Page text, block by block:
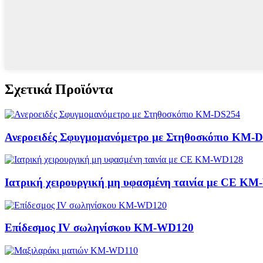
Σχετικά Προϊόντα
Ανεροειδές Σφυγμομανόμετρο με Στηθοσκόπιο KM-
Ιατρική χειρουργική μη υφασμένη ταινία με CE
Επίδεσμος IV σωληνίσκου KM-WD120